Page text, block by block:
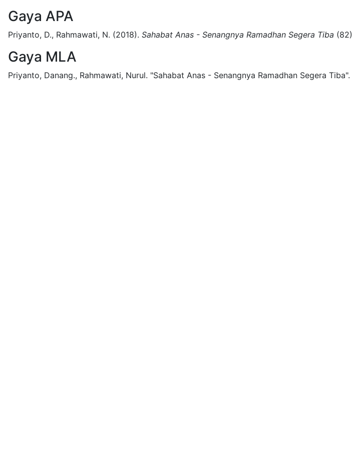
Gaya APA
Priyanto, D., Rahmawati, N. (2018). Sahabat Anas - Senangnya Ramadhan Segera Tiba (82)
Gaya MLA
Priyanto, Danang., Rahmawati, Nurul. "Sahabat Anas - Senangnya Ramadhan Segera Tiba".